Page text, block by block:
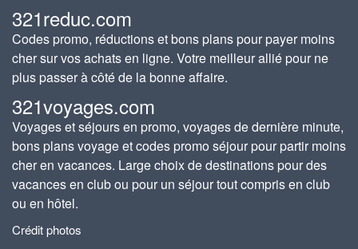
321reduc.com
Codes promo, réductions et bons plans pour payer moins
cher sur vos achats en ligne. Votre meilleur allié pour ne
plus passer à côté de la bonne affaire.
321voyages.com
Voyages et séjours en promo, voyages de dernière minute,
bons plans voyage et codes promo séjour pour partir moins
cher en vacances. Large choix de destinations pour des
vacances en club ou pour un séjour tout compris en club
ou en hôtel.
Crédit photos